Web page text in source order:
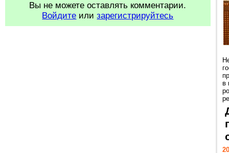
Вы не можете оставлять комментарии.
Войдите илизарегистрируйтесь
в